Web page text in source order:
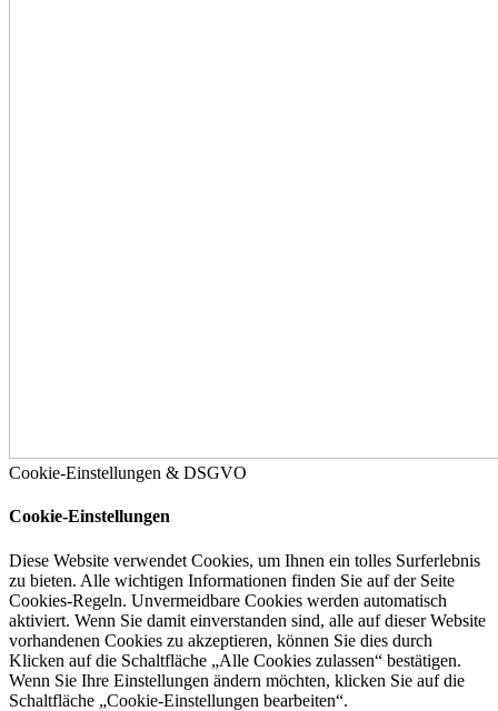
Cookie-Einstellungen & DSGVO
Cookie-Einstellungen
Diese Website verwendet Cookies, um Ihnen ein tolles Surferlebnis
zu bieten. Alle wichtigen Informationen finden Sie auf der Seite
Cookies-Regeln. Unvermeidbare Cookies werden automatisch
aktiviert. Wenn Sie damit einverstanden sind, alle auf dieser Website
vorhandenen Cookies zu akzeptieren, können Sie dies durch
Klicken auf die Schaltfläche „Alle Cookies zulassen“ bestätigen.
Wenn Sie Ihre Einstellungen ändern möchten, klicken Sie auf die
Schaltfläche „Cookie-Einstellungen bearbeiten“.